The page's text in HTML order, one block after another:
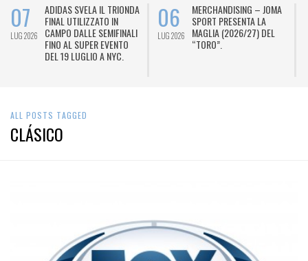
07
LUG 2026
ADIDAS SVELA IL TRIONDA
FINAL UTILIZZATO IN
CAMPO DALLE SEMIFINALI
FINO AL SUPER EVENTO
DEL 19 LUGLIO A NYC.
06
LUG 2026
MERCHANDISING – JOMA
SPORT PRESENTA LA
MAGLIA (2026/27) DEL
“TORO”.
ALL POSTS TAGGED
CLÁSICO